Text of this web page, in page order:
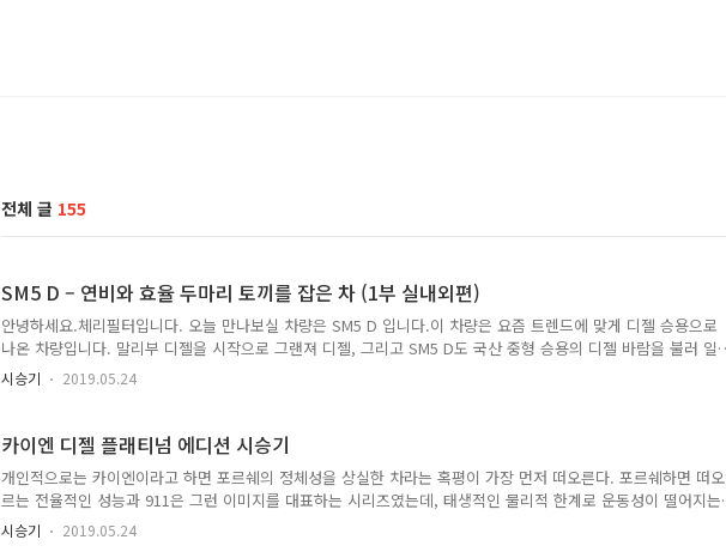
전체 글 155
SM5 D – 연비와 효율 두마리 토끼를 잡은 차 (1부 실내외편)
안녕하세요.체리필터입니다. 오늘 만나보실 차량은 SM5 D 입니다.이 차량은 요즘 트렌드에 맞게 디젤 승용으로
나온 차량입니다. 말리부 디젤을 시작으로 그랜져 디젤, 그리고 SM5 D도 국산 중형 승용의 디젤 바람을 불러 일
으키고 있죠.사실 수입 차량들의 경우에는 매우 많은 차량들이 디젤을 주무기로 판매를 하고 있는데, 국산 중형의
디젤 출시가 조금 늦은 감도 있습니다. 그래도 지금이라도 나와주어서 반갑네요. 그런데 말리부는 2.0, 그랜져는
1.5 디젤 엔진을 채택해서 뛰어난 연비를 더 부각 시키고 있습니다. 따라서 SM5 D를 시승하면서 연비를 더욱 더
유심히 살펴봤습니다.사실 운전을 ..
시승기 2019.05.24
카이엔 디젤 플래티넘 에디션 시승기
개인적으로는 카이엔이라고 하면 포르쉐의 정체성을 상실한 차라는 혹평이 가장 먼저 떠오른다. 포르쉐하면 떠오
르는 전율적인 성능과 911은 그런 이미지를 대표하는 시리즈였는데, 태생적인 물리적 한계로 운동성이 떨어지는
SUV가 포르쉐 마크를 달고 나온다는걸 매니아들이 받아들이기는 쉽지 않았을 것이다. 지금은 카이엔을 인정하는
분위기가 더 크지만 이는 카이엔이 포르쉐의 정체성을 살려서라기보다는, 카이엔이 워낙에 많이 팔리다보니 자연
시승기 2019.05.24